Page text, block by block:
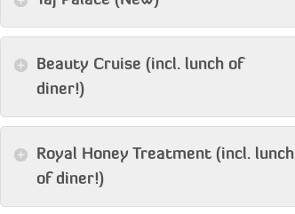
Beauty Cruise (incl. lunch of
diner!)
Royal Honey Treatment (incl. lunch
of diner!)